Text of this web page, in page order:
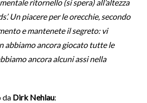
ritornello (si spera) all’altezza
Un piacere per le orecchie, secondo
e mantenete il segreto: vi
abbiamo ancora giocato tutte le
ancora alcuni assi nella
da Dirk Nehlau: